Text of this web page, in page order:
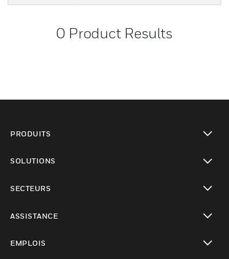
0 Product Results
PRODUITS
SOLUTIONS
SECTEURS
ASSISTANCE
EMPLOIS